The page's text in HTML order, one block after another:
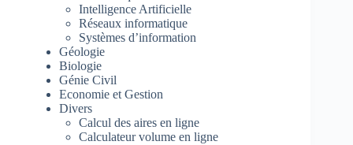
Intelligence Artificielle
Réseaux informatique
Systèmes d’information
Géologie
Biologie
Génie Civil
Economie et Gestion
Divers
Calcul des aires en ligne
Calculateur volume en ligne